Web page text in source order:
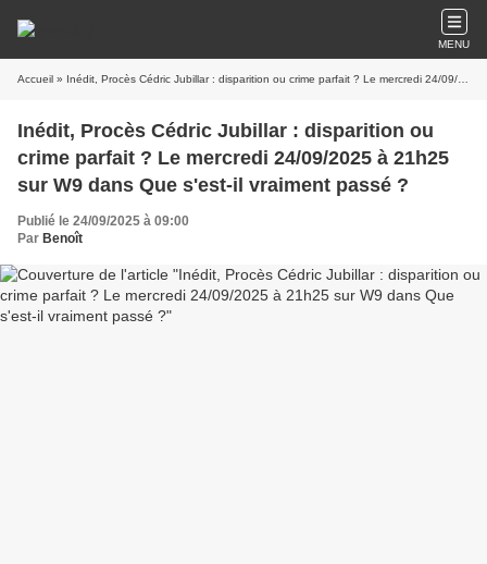
MENU
Accueil » Inédit, Procès Cédric Jubillar : disparition ou crime parfait ? Le mercredi 24/09/2025 à 21h25 sur W9 dans Que s'est-il vraiment passé ?
Inédit, Procès Cédric Jubillar : disparition ou
crime parfait ? Le mercredi 24/09/2025 à 21h25
sur W9 dans Que s'est-il vraiment passé ?
Publié le 24/09/2025 à 09:00
Par Benoît